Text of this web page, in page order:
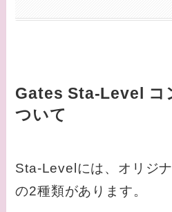
Gates Sta-Level コ
ついて
Sta-Levelには、オリジ
の2種類があります。